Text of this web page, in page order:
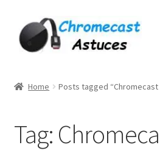
Skip
to
navigation
Skip
to
content
Cart
Home Posts tagged “Chromecast
Tag: